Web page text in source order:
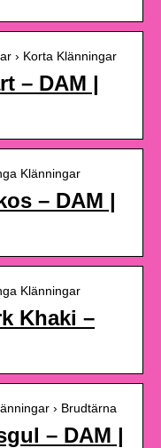
› Korta Klänningar
– DAM |
Klänningar
– DAM |
Klänningar
Khaki –
› Brudtärna
– DAM |